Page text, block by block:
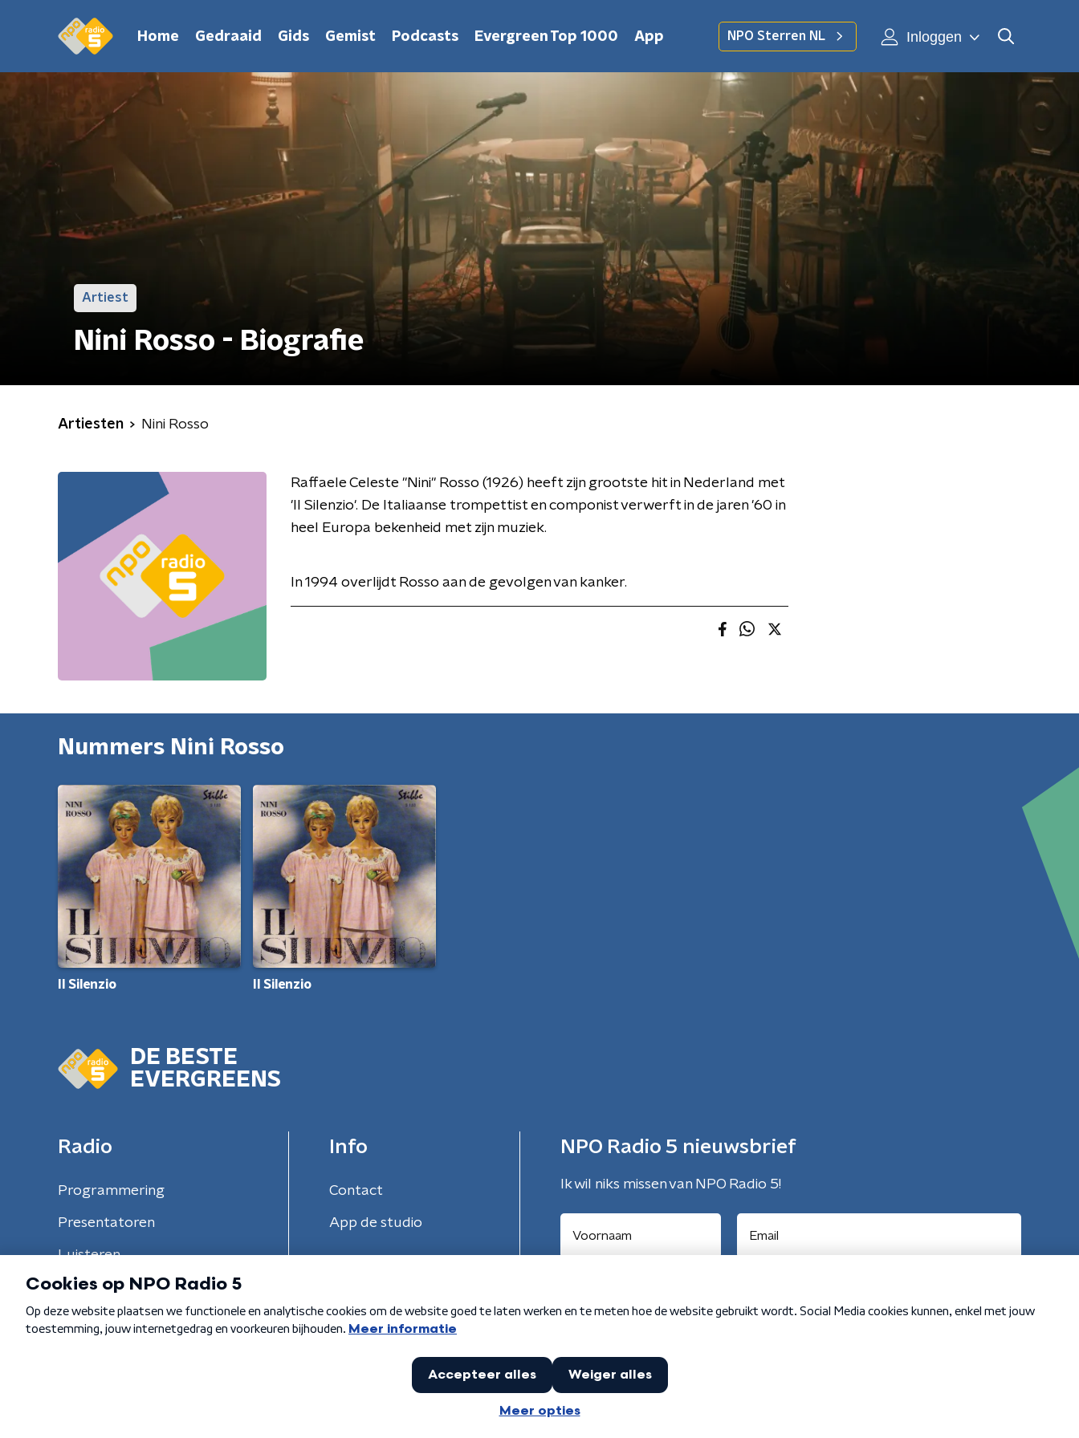
Home Gedraaid Gids Gemist Podcasts Evergreen Top 1000 App NPO Sterren NL Inloggen
Artiest
Nini Rosso - Biografie
Artiesten Nini Rosso
Raffaele Celeste "Nini" Rosso (1926) heeft zijn grootste hit in Nederland met
'Il Silenzio'. De Italiaanse trompettist en componist verwerft in de jaren '60 in
heel Europa bekenheid met zijn muziek.
In 1994 overlijdt Rosso aan de gevolgen van kanker.
Nummers Nini Rosso
Il Silenzio Il Silenzio
DE BESTE
EVERGREENS
Radio
Programmering
Presentatoren
Luisteren
Info
Contact
App de studio
NPO Radio 5 nieuwsbrief
Ik wil niks missen van NPO Radio 5!
Algemene voorwaarden Privacybeleid